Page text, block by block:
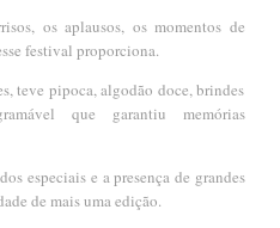
os aplausos, os momentos de
festival proporciona.
teve pipoca, algodão doce, brindes
que garantiu memórias
especiais e a presença de grandes
de mais uma edição.